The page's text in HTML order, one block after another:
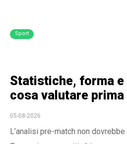
Sport
Statistiche, forma
cosa valutare
05-08-2026
L’analisi pre-match non